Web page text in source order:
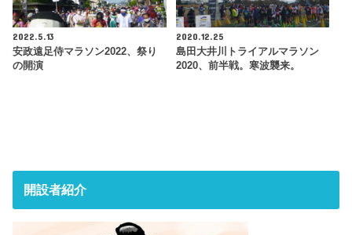
2022.5.13
安政遠足侍マラソン2022、祭り
の開演
2020.12.25
島田大井川トライアルマラソン
2020、前半戦。寒波襲来。
開設者紹介